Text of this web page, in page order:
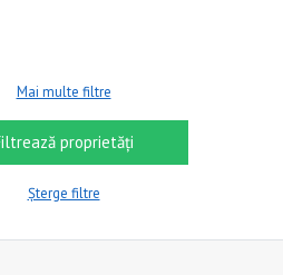
Mai multe filtre
Șterge filtre